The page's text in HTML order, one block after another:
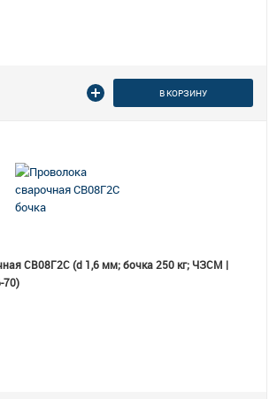
В КОРЗИНУ
СВ08Г2С (d 1,6 мм; бочка 250 кг; ЧЗСМ |
70)